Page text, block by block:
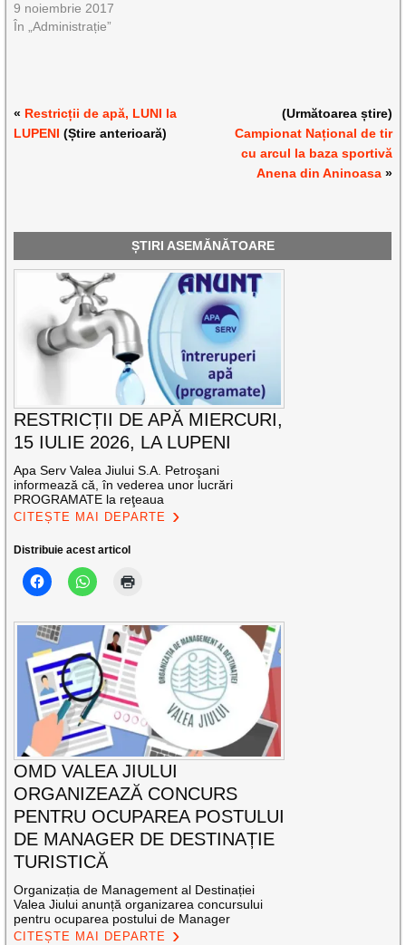
9 noiembrie 2017
În „Administrație”
« Restricții de apă, LUNI la
LUPENI (Știre anterioară)
(Următoarea știre)
Campionat Național de tir
cu arcul la baza sportivă
Anena din Aninoasa»
ȘTIRI ASEMĂNĂTOARE
RESTRICȚII DE APĂ MIERCURI,
15 IULIE 2026, LA LUPENI
Apa Serv Valea Jiului S.A. Petroşani
informează că, în vederea unor lucrări
PROGRAMATE la reţeaua
CITEȘTE MAI DEPARTE
Distribuie acest articol
OMD VALEA JIULUI
ORGANIZEAZĂ CONCURS
PENTRU OCUPAREA POSTULUI
DE MANAGER DE DESTINAȚIE
TURISTICĂ
Organizația de Management al Destinației
Valea Jiului anunță organizarea concursului
pentru ocuparea postului de Manager
CITEȘTE MAI DEPARTE